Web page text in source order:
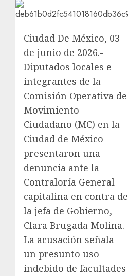
Ciudad De México, 03
de junio de 2026.-
Diputados locales e
integrantes de la
Comisión Operativa de
Movimiento
Ciudadano (MC) en la
Ciudad de México
presentaron una
denuncia ante la
Contraloría General
capitalina en contra de
la jefa de Gobierno,
Clara Brugada Molina.
La acusación señala
un presunto uso
indebido de facultades